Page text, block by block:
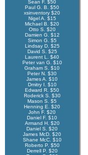
Sean F. $50
Paul G. B. $50
xsinventory $20
Nigel A. $15
Michael B. $20
Otto S. $20
Damien G. $12
Simon G. $5
Lindsay D. $25
David S. $25
Laurent L. $40
Peter van G. $10
Graham S. $10
Peter N. $30
James A. $10
Dmitry I. $10
Edward R. $50
Roderick S. $30
Mason S. $5
Henning E. $20
John F. $20
Daniel F. $10
Armand H. $20
Daniel S. $20
James McD. $20
Shane McC. $10
Roberto P. $50
Derrell P. $20